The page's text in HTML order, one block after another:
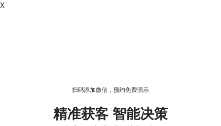
X
扫码添加微信，预约免费演示
精准获客 智能决策